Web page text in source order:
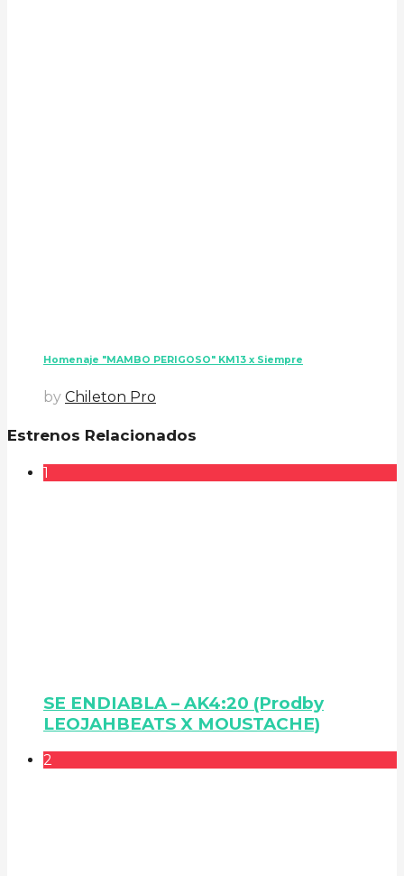
Homenaje "MAMBO PERIGOSO" KM13 x Siempre
by Chileton Pro
Estrenos Relacionados
1
SE ENDIABLA – AK4:20 (Prodby
LEOJAHBEATS X MOUSTACHE)
2